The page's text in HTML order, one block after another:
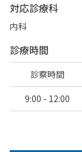
対応診療科
内科
診療時間
診察時間
9:00 - 12:00